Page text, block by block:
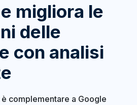
migliora le
delle
con analisi
complementare a Google